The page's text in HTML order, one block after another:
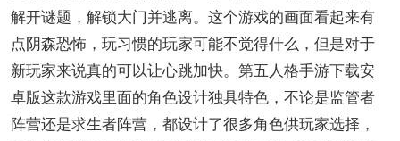
解开谜题，解锁大门并逃离。这个游戏的画面看起来有
点阴森恐怖，玩习惯的玩家可能不觉得什么，但是对于
新玩家来说真的可以让心跳加快。第五人格手游下载安
卓版这款游戏里面的角色设计独具特色，不论是监管者
阵营还是求生者阵营，都设计了很多角色供玩家选择，